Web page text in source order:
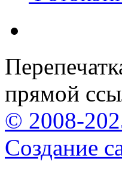
прямой
© 2008-
Создание